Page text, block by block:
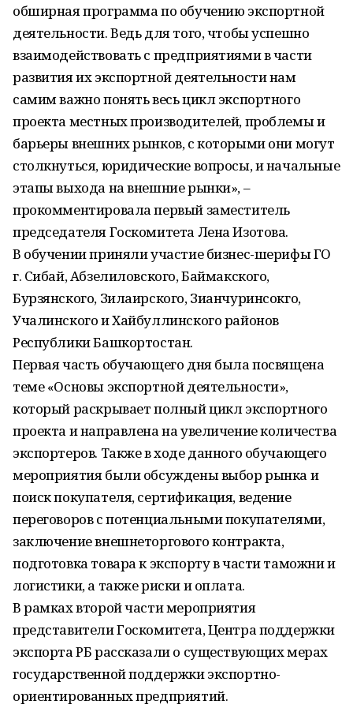
обширная программа по обучению экспортной
деятельности. Ведь для того, чтобы успешно
взаимодействовать с предприятиями в части
развития их экспортной деятельности нам
самим важно понять весь цикл экспортного
проекта местных производителей, проблемы и
барьеры внешних рынков, с которыми они могут
столкнуться, юридические вопросы, и начальные
этапы выхода на внешние рынки», –
прокомментировала первый заместитель
председателя Госкомитета Лена Изотова.
В обучении приняли участие бизнес-шерифы ГО
г. Сибай, Абзелиловского, Баймакского,
Бурзянского, Зилаирского, Зианчуринсокго,
Учалинского и Хайбуллинского районов
Республики Башкортостан.
Первая часть обучающего дня была посвящена
теме «Основы экспортной деятельности»,
который раскрывает полный цикл экспортного
проекта и направлена на увеличение количества
экспортеров. Также в ходе данного обучающего
мероприятия были обсуждены выбор рынка и
поиск покупателя, сертификация, ведение
переговоров с потенциальными покупателями,
заключение внешнеторгового контракта,
подготовка товара к экспорту в части таможни и
логистики, а также риски и оплата.
В рамках второй части мероприятия
представители Госкомитета, Центра поддержки
экспорта РБ рассказали о существующих мерах
государственной поддержки экспортно-
ориентированных предприятий.